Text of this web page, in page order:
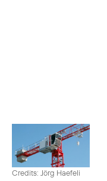
Credits: Jörg Haefeli